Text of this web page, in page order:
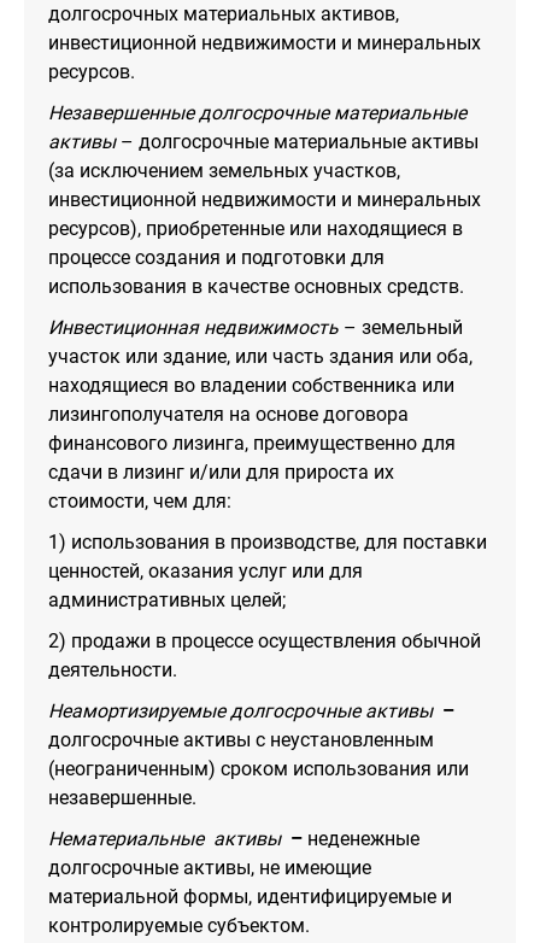
долгосрочных материальных активов,
инвестиционной недвижимости и минеральных
ресурсов.
Незавершенные долгосрочные материальные
активы– долгосрочные материальные активы
(за исключением земельных участков,
инвестиционной недвижимости и минеральных
ресурсов), приобретенные или находящиеся в
процессе создания и подготовки для
использования в качестве основных средств.
Инвестиционная недвижимость – земельный
участок или здание, или часть здания или оба,
находящиеся во владении собственника или
лизингополучателя на основе договора
финансового лизинга, преимущественно для
сдачи в лизинг и/или для прироста их
стоимости, чем для:
1) использования в производстве, для поставки
ценностей, оказания услуг или для
административных целей;
2) продажи в процессе осуществления обычной
деятельности.
Неамортизируемые долгосрочные активы –
долгосрочные активы с неустановленным
(неограниченным) сроком использования или
незавершенные.
Нематериальные активы – неденежные
долгосрочные активы, не имеющие
материальной формы, идентифицируемые и
контролируемые субъектом.